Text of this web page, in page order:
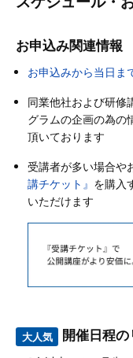
お申込み関連情報
お申込みから当日ま
同業他社および研修
グラムの企画の為の
頂いております
受講者が多い場合や
講チケット』 を購入
いただけます
大人気 開催日程